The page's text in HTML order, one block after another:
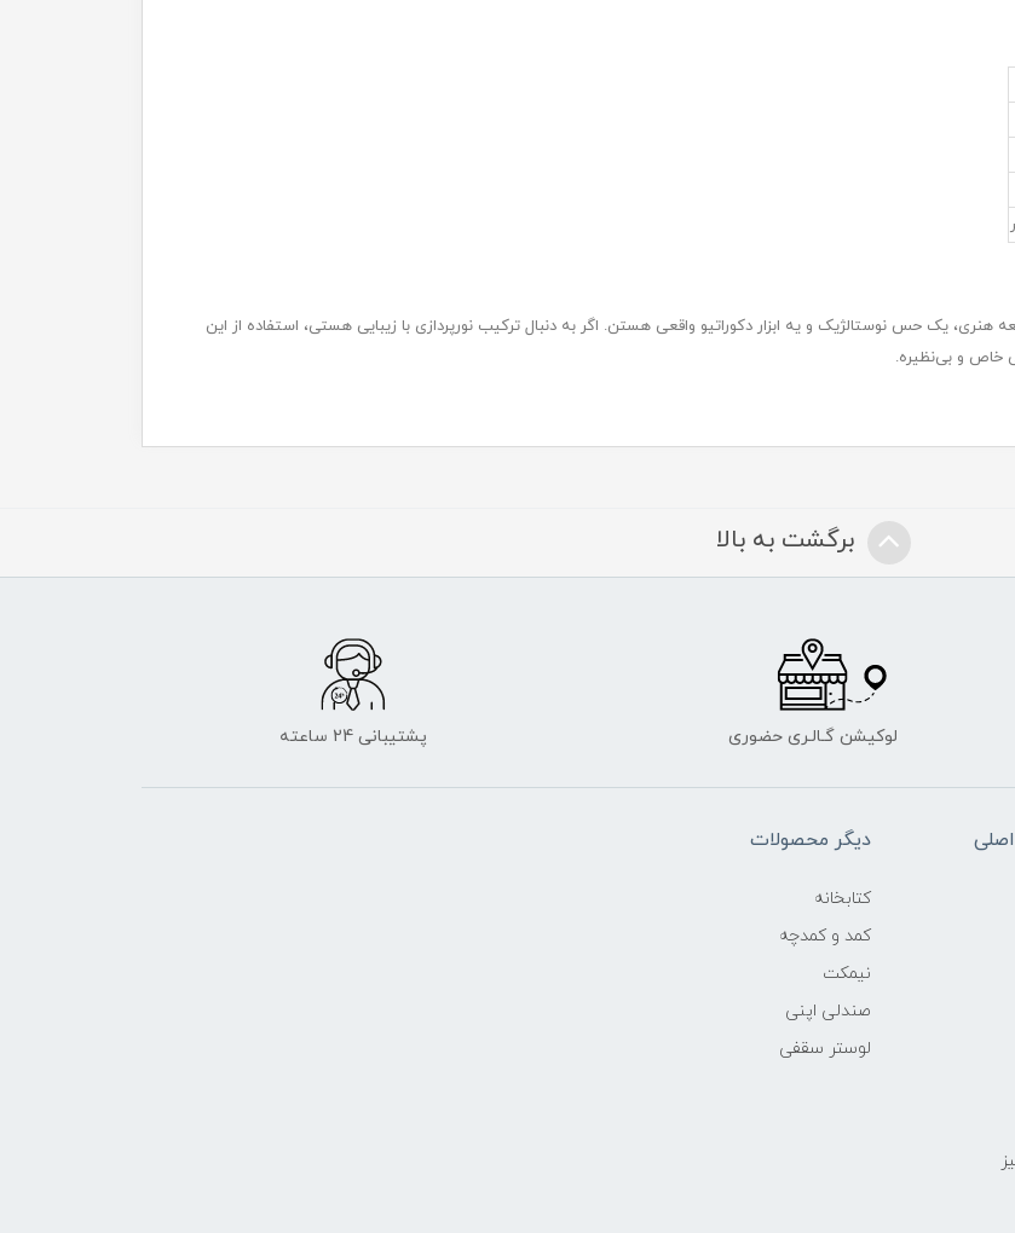
یک حس نوستالژیک و یه ابزار دکوراتیو واقعی هستن. اگر به دنبال ترکیب نورپردازی با زیبایی هستی، استفاده از این
خاص و بی‌نظیره.
برگشت به بالا
لوکیشن گـالـری حضوری پشتیبانی 24 ساعته
دیگر محصولات
کتابخانه
کمد و کمدچه
نیمکت
صندلی اپنی
لوستر سقفی